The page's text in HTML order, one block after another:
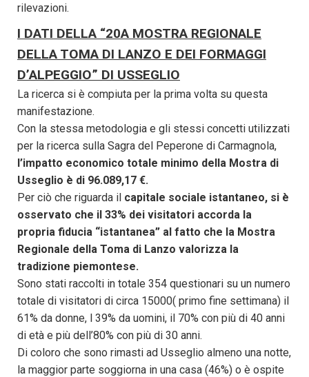
rilevazioni.
I DATI DELLA “20A MOSTRA REGIONALE
DELLA TOMA DI LANZO E DEI FORMAGGI
D’ALPEGGIO” DI USSEGLIO
La ricerca si è compiuta per la prima volta su questa
manifestazione.
Con la stessa metodologia e gli stessi concetti utilizzati
per la ricerca sulla Sagra del Peperone di Carmagnola,
l’impatto economico totale minimo della Mostra di
Usseglio è di 96.089,17 €.
Per ciò che riguarda il capitale sociale istantaneo, si è
osservato che il 33% dei visitatori accorda la
propria fiducia “istantanea” al fatto che la Mostra
Regionale della Toma di Lanzo valorizza la
tradizione piemontese.
Sono stati raccolti in totale 354 questionari su un numero
totale di visitatori di circa 15000( primo fine settimana) il
61% da donne, l 39% da uomini, il 70% con più di 40 anni
di età e più dell’80% con più di 30 anni.
Di coloro che sono rimasti ad Usseglio almeno una notte,
la maggior parte soggiorna in una casa (46%) o è ospite